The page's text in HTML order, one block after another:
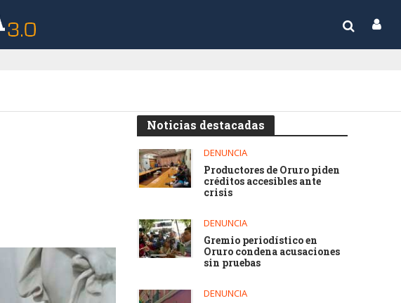
Noticias destacadas
DENUNCIA
Productores de Oruro piden
créditos accesibles ante
crisis
DENUNCIA
Gremio periodístico en
Oruro condena acusaciones
sin pruebas
DENUNCIA